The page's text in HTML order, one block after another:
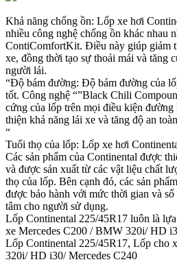
Khả năng chống ồn: Lốp xe hơi
nhiều công nghệ chống ồn khác nhau
ContiComfortKit. Điều này giúp giảm
xe, đồng thời tạo sự thoải mái và tăng
người lái.
“Độ bám đường: Độ bám đường của
tốt. Công nghệ “”Black Chili
cứng của lốp trên mọi điều kiện
thiện khả năng lái xe và tăng độ an
“
Tuổi thọ của lốp: Lốp xe hơi
Các sản phẩm của Continental được
và được sản xuất từ các vật liệu chất
thọ của lốp. Bên cạnh đó, các sản
được bảo hành với mức thời gian và
tâm cho người sử dụng.
Lốp Continental 225/45R17 luôn là
xe Mercedes C200 / BMW 320i/ HD
Lốp Continental 225/45R17, Lốp cho
320i/ HD i30/ Mercedes C240